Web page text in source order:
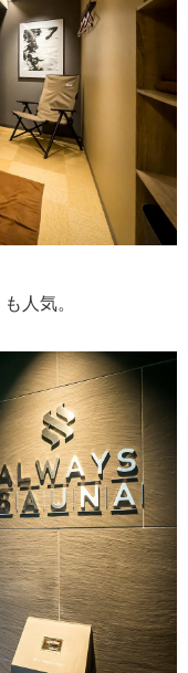
人気。